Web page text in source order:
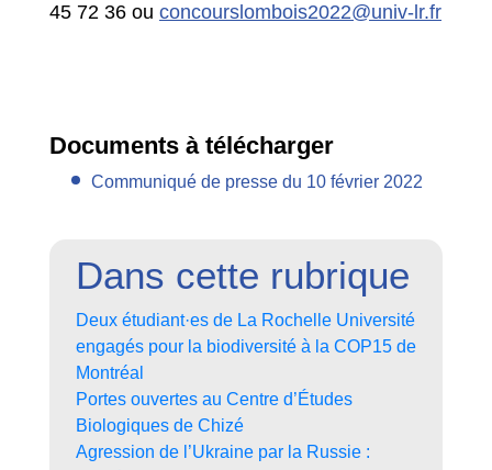
45 72 36 ou concourslombois2022@univ-lr.fr
Documents à télécharger
Communiqué de presse du 10 février 2022
Dans cette rubrique
Deux étudiant·es de La Rochelle Université
engagés pour la biodiversité à la COP15 de
Montréal
Portes ouvertes au Centre d’Études
Biologiques de Chizé
Agression de l’Ukraine par la Russie :